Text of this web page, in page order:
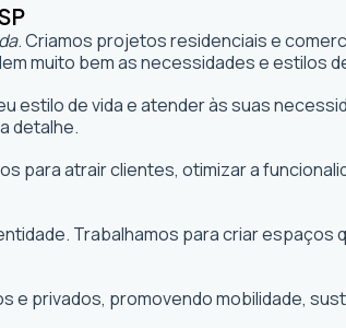
. Criamos projetos residenciais e
muito bem as necessidades e estilos
de vida e atender às suas
detalhe.
para atrair clientes, otimizar a
Trabalhamos para criar espaços
privados, promovendo mobilidade,